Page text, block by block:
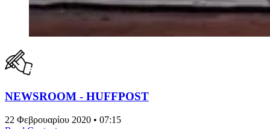
NEWSROOM - HUFFPOST
22 Φεβρουαρίου 2020 • 07:15